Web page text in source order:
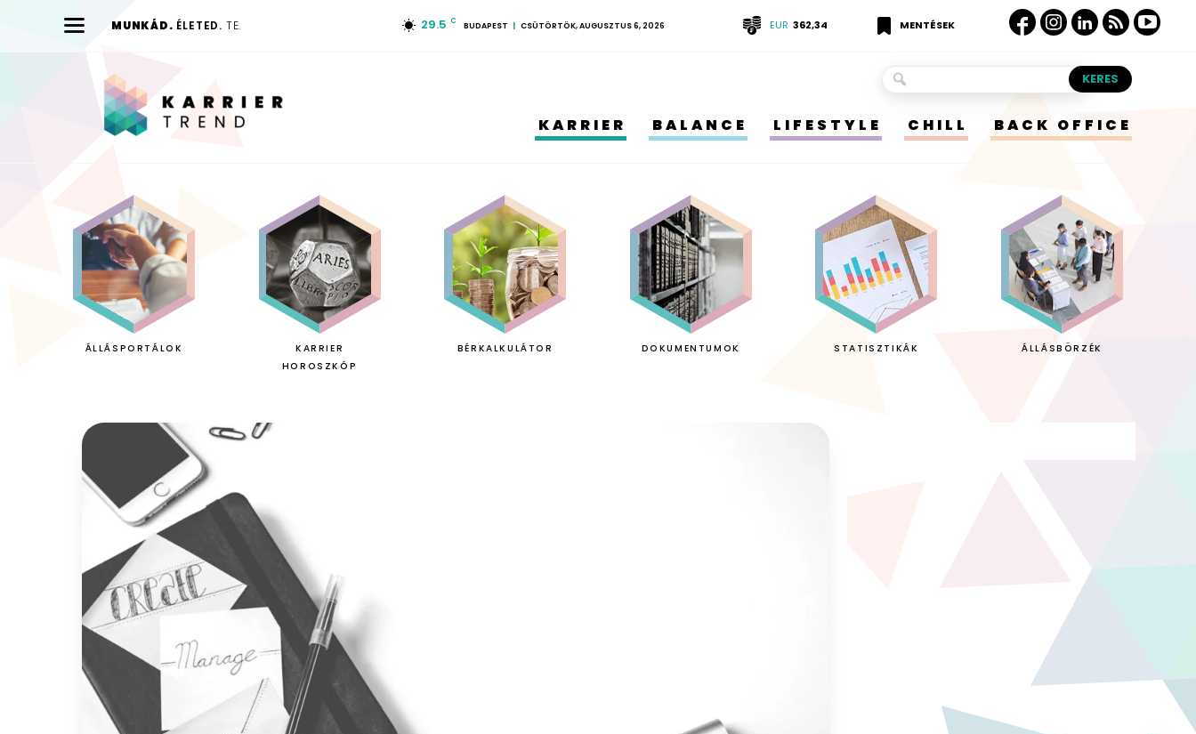
MUNKÁD. ÉLETED. TE. 29.5 C BUDAPEST CSÜTÖRTÖK, AUGUSZTUS 6, 2026 EUR 362,34 MENTÉSEK
KARRIER BALANCE LIFESTYLE CHILL BACK OFFICE
ÁLLÁSPORTÁLOK
KARRIER
HOROSZKÓP
BÉRKALKULÁTOR DOKUMENTUMOK STATISZTIKÁK ÁLLÁSBÖRZÉK